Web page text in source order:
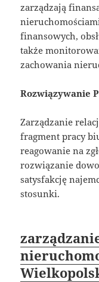
zarządzają
finansowych,
także
zachowania
Rozwiązywanie
Zarządzanie
fragment pracy
reagowanie na
rozwiązanie
satysfakcję
stosunki.